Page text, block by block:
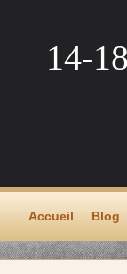
14-
Accueil Blog